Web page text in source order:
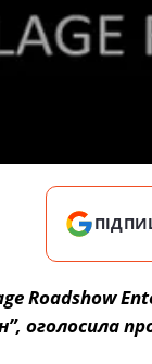
Roadshow
оголосила